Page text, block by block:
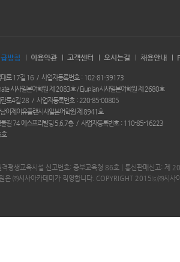
방침 이용약관 고객센터 오시는길 채용안내
대로 17길 16 사업자등록번호
102-81-39173
시사일본어학원 제 2083호 / Ejuplan시사일본어학원 제 2680호
란로4길 28 사업자등록번호
220-85-00805
이제이유플랜시사일본어학원 제 8941호
길 74 에스프리빌딩 5,6,7층 사업자등록번호
110-85-16223
격평생교육시설 신고번호: 중부교육청 86호 | 통신판매신고: 제
㈜시사아카데미가 직영합니다. COPYRIGHT 2015ⓒ㈜시사